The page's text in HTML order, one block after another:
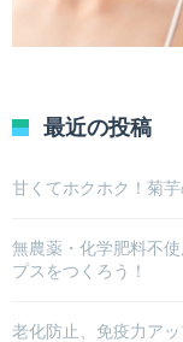
最近の投稿
甘くてホクホク！菊芋
無農薬・化学肥料不
プスをつくろう！
老化防止、免疫力ア